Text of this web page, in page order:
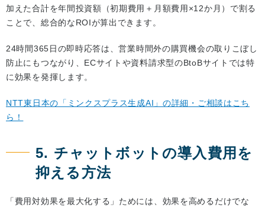
加えた合計を年間投資額（初期費用＋月額費用×12か月）で割る
ことで、総合的なROIが算出できます。
24時間365日の即時応答は、営業時間外の購買機会の取りこぼし
防止にもつながり、ECサイトや資料請求型のBtoBサイトでは特
に効果を発揮します。
NTT東日本の「ミンクスプラス生成AI」の詳細・ご相談はこち
ら！
5. チャットボットの導入費用を
抑える方法
「費用対効果を最大化する」ためには、効果を高めるだけでな